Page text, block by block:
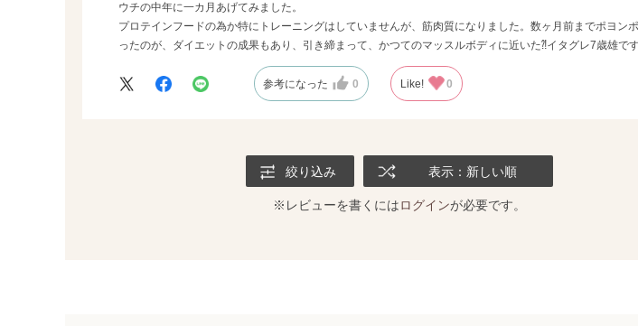
ウチの中年に一カ月あげてみました。
プロテインフードの為か特にトレーニングはしていませんが、筋肉質になりました。数ヶ月前までポヨン
ったのが、ダイエットの成果もあり、引き締まって、かつてのマッスルボディに近いた⁈イタグレ7歳雄です
参考になった 0 Like! 0
絞り込み 表示：新しい順
※レビューを書くにはログインが必要です。